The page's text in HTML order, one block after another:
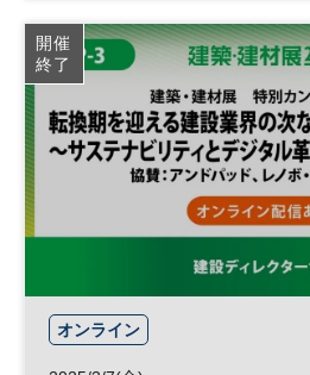
事業開発 サーキュラーエコノ
脱炭素
開催
終了
オンライン